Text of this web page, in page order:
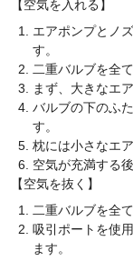
【空気を入れる】
エアポンプとノ
す。
二重バルブを全
まず、大きなエ
バルブの下のふ
す。
枕には小さなエ
空気が充満する後
【空気を抜く】
二重バルブを全
吸引ポートを使
ます。